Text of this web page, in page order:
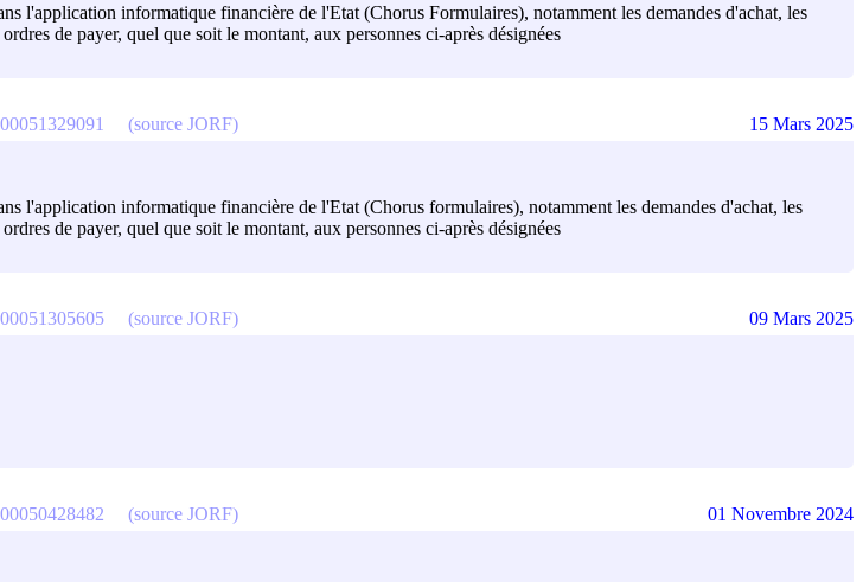
l'application informatique financière de l'Etat (Chorus Formulaires), notamment les demandes d'achat, les
de payer, quel que soit le montant, aux personnes ci-après désignées
l'application informatique financière de l'Etat (Chorus formulaires), notamment les demandes d'achat, les
de payer, quel que soit le montant, aux personnes ci-après désignées
(source JORF) 15 Mars 2025
(source JORF) 09 Mars 2025
(source JORF) 01 Novembre 2024